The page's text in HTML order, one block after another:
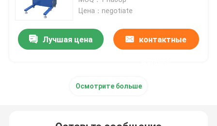
Оборудование обработки ненужного газа
Цена：negotiate
Лучшая цена контактные
Осмотрите больше